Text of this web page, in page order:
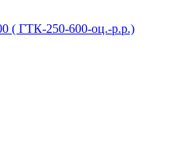
ГТК‑250‑600‑оц.‑р.р.)